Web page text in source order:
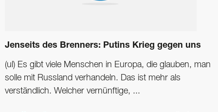
Jenseits des Brenners: Putins Krieg gegen uns
(ul) Es gibt viele Menschen in Europa, die glauben, man
solle mit Russland verhandeln. Das ist mehr als
verständlich. Welcher vernünftige, ...